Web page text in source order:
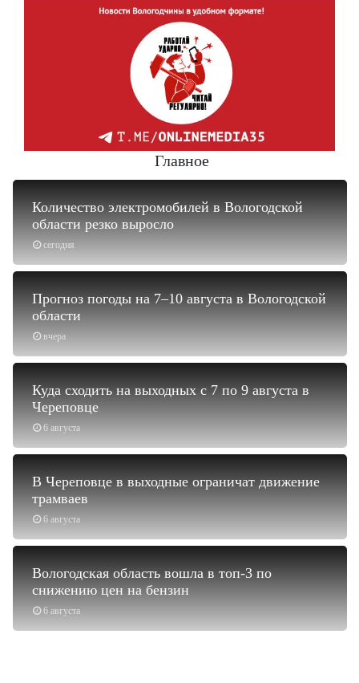
Главное
сегодня
Количество электромобилей в Вологодской
области резко выросло
вчера
Прогноз погоды на 7–10 августа в Вологодской
области
6 августа
Куда сходить на выходных с 7 по 9 августа в
Череповце
6 августа
В Череповце в выходные ограничат движение
трамваев
6 августа
Вологодская область вошла в топ-3 по
снижению цен на бензин